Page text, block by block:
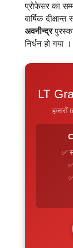
प्रोफेसर का
वार्षिक दीक्षान्त
अवनीन्द्र
निर्धन हो गया ।
LT
हजारों
✅